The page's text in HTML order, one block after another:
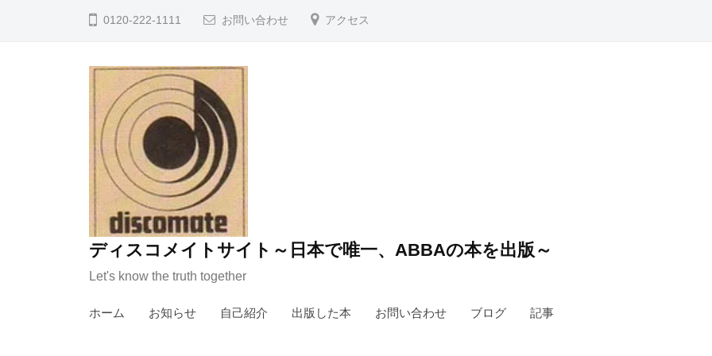
0120-222-1111 お問い合わせ アクセス
ディスコメイトサイト～日本で唯一、ABBAの本を出版～
Let's know the truth together
ホーム お知らせ 自己紹介 出版した本 お問い合わせ ブログ 記事